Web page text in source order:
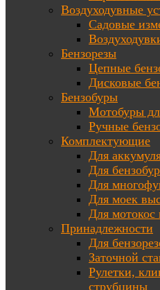
Воздуходувные
Садовые
Бензорезы
Цепные
Дисковые
Бензобуры
Мотобуры
Ручные
Комплектующие
Для
Для
Для
Для моек
Для мотокос
Принадлежности
Для
Заточной
Рулетки,
струбцины